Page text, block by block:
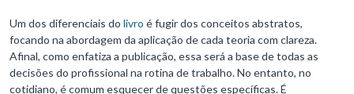
Um dos diferenciais do livro é fugir dos conceitos abstratos,
focando na abordagem da aplicação de cada teoria com clareza.
Afinal, como enfatiza a publicação, essa será a base de todas as
decisões do profissional na rotina de trabalho. No entanto, no
cotidiano, é comum esquecer de questões específicas. É